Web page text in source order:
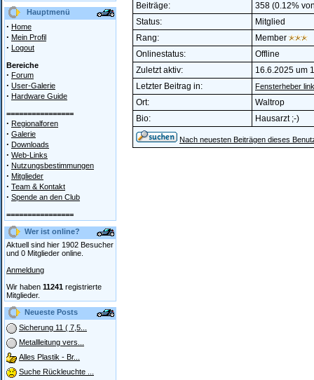
Hauptmenü
· Home
· Mein Profil
· Logout
Bereiche
· Forum
· User-Galerie
· Hardware Guide
================
· Regionalforen
· Galerie
· Downloads
· Web-Links
· Nutzungsbestimmungen
· Mitglieder
· Team & Kontakt
· Spende an den Club
================
Wer ist online?
Aktuell sind hier 1902 Besucher
und 0 Mitglieder online.
Anmeldung
Wir haben 11241 registrierte
Mitglieder.
Neueste Posts
Sicherung 11 ( 7,5...
Metallleitung vers...
Alles Plastik - Br...
Suche Rückleuchte ...
Beiträge:
358 (0.12%
Status:
Mitglied
Rang:
Member
Onlinestatus:
Offline
Zuletzt aktiv:
16.6.2025 um
Letzter Beitrag in:
Fensterheber
Ort:
Waltrop
Bio:
Hausarzt ;-)
Nach neuesten Beiträgen dieses